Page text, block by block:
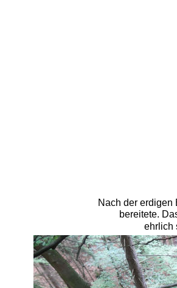
Nach der
bereitete.
ehrlich